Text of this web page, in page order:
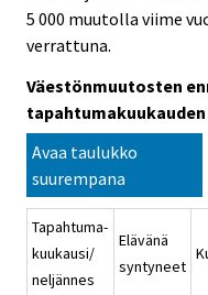
5 000 muutolla viime
verrattuna.
Väestönmuutosten
tapahtumakuukauden
Avaa taulukko
suurempana
Tapahtuma-
kuukausi/
neljännes
Elävänä
syntyneet